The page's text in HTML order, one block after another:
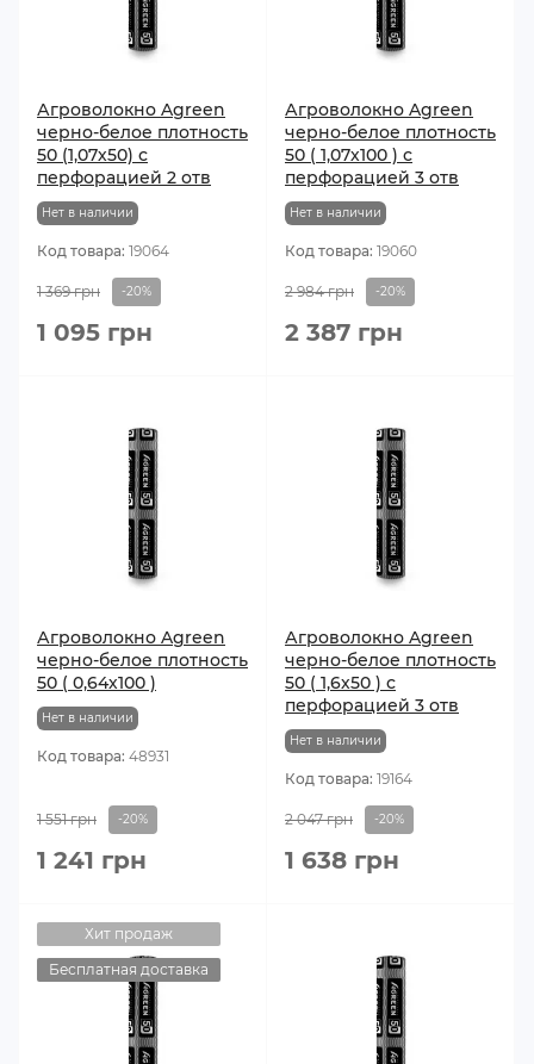
Агроволокно Agreen
черно-белое плотность
50 (1,07х50) с
перфорацией 2 отв
Нет в наличии
Код товара: 19064
1 369 грн -20%
1 095 грн
Агроволокно Agreen
черно-белое плотность
50 ( 1,07х100 ) с
перфорацией 3 отв
Нет в наличии
Код товара: 19060
2 984 грн -20%
2 387 грн
Агроволокно Agreen
черно-белое плотность
50 ( 0,64х100 )
Нет в наличии
Код товара: 48931
1 551 грн -20%
1 241 грн
Агроволокно Agreen
черно-белое плотность
50 ( 1,6х50 ) с
перфорацией 3 отв
Нет в наличии
Код товара: 19164
2 047 грн -20%
1 638 грн
Хит продаж
Бесплатная доставка